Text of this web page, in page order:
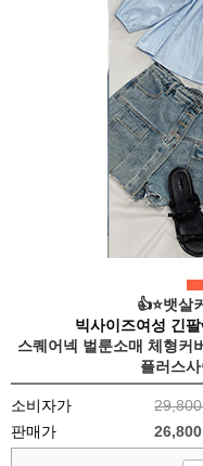
👍⭐️뱃살
빅사이즈여성 긴
스퀘어넥 벌룬소매 체형커
플러스
소비자가
판매가
26,800